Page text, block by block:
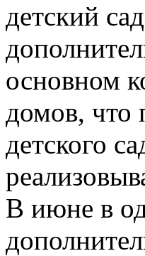
детский
основном
домов, что
детского
В июне в